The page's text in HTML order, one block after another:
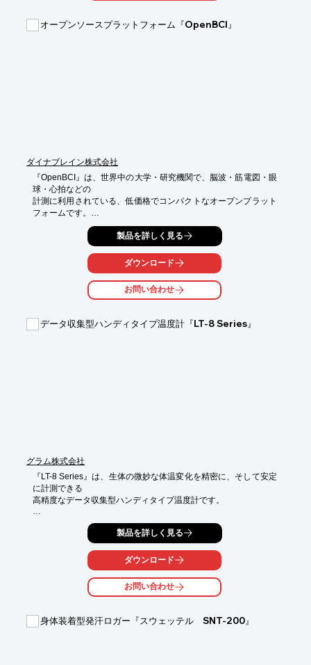
【導入の効果】
オープンソースプラットフォーム『OpenBCI』
ダイナブレイン株式会社
『OpenBCI』は、世界中の大学・研究機関で、脳波・筋電図・眼
球・心拍などの
計測に利用されている、低価格でコンパクトなオープンプラット
フォームです。
様々なプログラミング言語と連携ができ、付属のソフトウェアで
集録・モニタリング・保存・信号解析が実現可能です。
ご要望の際はお気軽に、お問い合わせください。
■生体信号を集録するためにデザインされた高精度の入力インタ
■最大16chの多チャンネル入力
製品を詳しく見る
ダウンロード
お問い合わせ
データ収集型ハンディタイプ温度計『LT-8 Series』
グラム株式会社
『LT-8 Series』は、生体の微妙な体温変化を精密に、そして安定
に計測できる
高精度なデータ収集型ハンディタイプ温度計です。
8チャンネルをフルに使うことにより、フィールドにおいて代謝
専用ソフト(オプション)を使って簡単な操作で、パソコンと当製
品とのやり取りや
読み込みができ、グラフ表示や印刷も簡単。テキストファイルも
作成できるので
せください。
製品を詳しく見る
ダウンロード
お問い合わせ
身体装着型発汗ロガー『スウェッテル SNT-200』